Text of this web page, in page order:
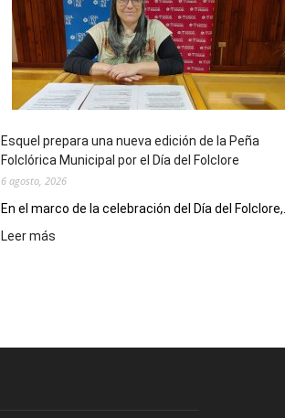
sus
90
años
con
un
Conversatorio
Escritores
Locales
Esquel prepara una nueva edición de la Peña
Folclórica Municipal por el Día del Folclore
6 agosto, 2026
En el marco de la celebración del Día del Folclore,...
Leer más
de